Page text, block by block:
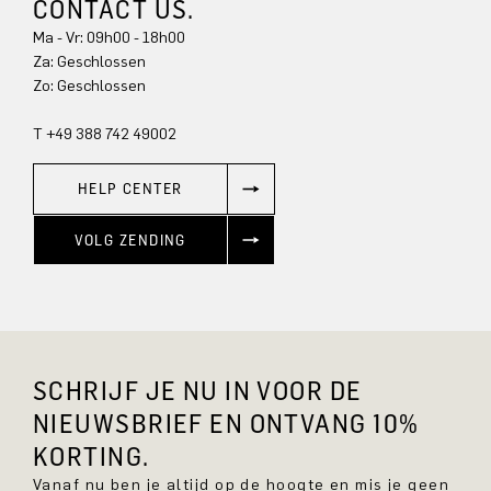
CONTACT US.
Ma - Vr: 09h00 - 18h00
Za: Geschlossen
Zo: Geschlossen
T +49 388 742 49002
HELP CENTER
VOLG ZENDING
SCHRIJF JE NU IN VOOR DE
NIEUWSBRIEF EN ONTVANG 10%
KORTING.
Vanaf nu ben je altijd op de hoogte en mis je geen